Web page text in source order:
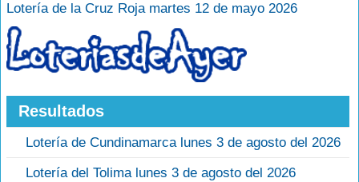
Lotería de la Cruz Roja martes 12 de mayo 2026
Resultados
Lotería de Cundinamarca lunes 3 de agosto del 2026
Lotería del Tolima lunes 3 de agosto del 2026